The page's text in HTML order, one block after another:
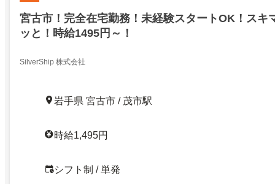
宮古市！完全在宅勤務！未経験スタートOK！スキ
ッと！時給1495円～！
SilverShip 株式会社
岩手県 宮古市 / 茂市駅
時給1,495円
シフト制 / 単発